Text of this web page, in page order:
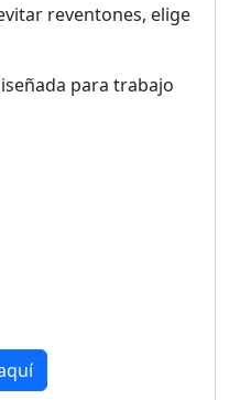
reventones, elige
para trabajo